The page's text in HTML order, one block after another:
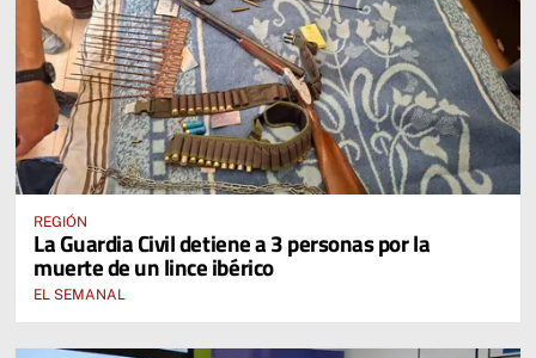
REGIÓN
La Guardia Civil detiene a 3 personas por la
muerte de un lince ibérico
EL SEMANAL